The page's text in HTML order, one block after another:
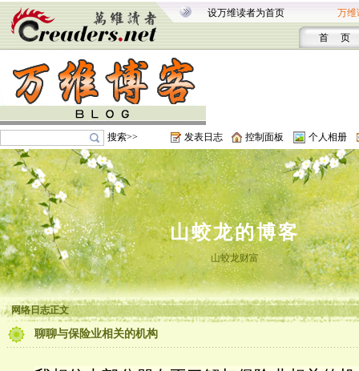
设万维读者为首页 万维
首 页
搜索>> 发表日志 控制面板 个人相册
山蛟龙的博客
山蛟龙财富
网络日志正文
聊聊与保险业相关的机构